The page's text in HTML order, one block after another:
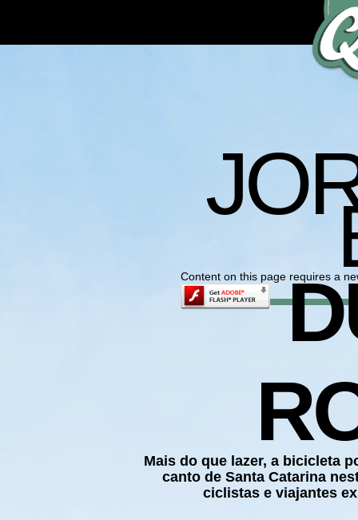
Mais do que lazer, a bicicleta
canto de Santa Catarina
ciclistas e viajantes
Content on this page requires a